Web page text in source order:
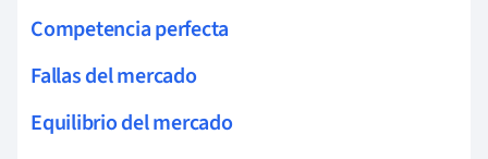
Competencia perfecta
Fallas del mercado
Equilibrio del mercado